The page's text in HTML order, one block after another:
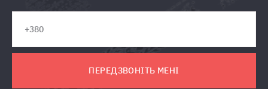
ПЕРЕДЗВОНІТЬ МЕНІ